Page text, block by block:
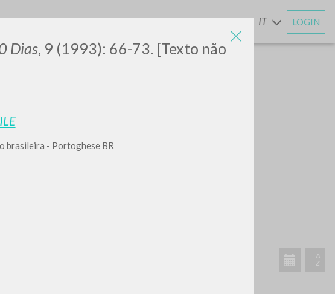
Dias, 9 (1993): 66-73. [Texto não
brasileira - Portoghese BR
AGGIORNAMENTIENEWS CONTATTI IT LOGIN